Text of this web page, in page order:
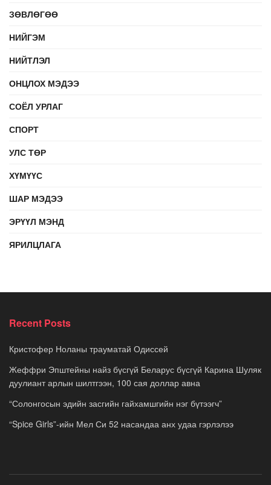
ЗӨВЛӨГӨӨ
НИЙГЭМ
НИЙТЛЭЛ
ОНЦЛОХ МЭДЭЭ
СОЁЛ УРЛАГ
СПОРТ
УЛС ТӨР
ХҮМҮҮС
ШАР МЭДЭЭ
ЭРҮҮЛ МЭНД
ЯРИЛЦЛАГА
Recent Posts
Кристофер Ноланы трауматай Одиссей
Жеффри Эпштейны найз бүсгүй Беларус бүсгүй Карина Шуляк
дуулиант арлын шилтгээн, 100 сая доллар авна
“Солонгосын эдийн засгийн гайхамшгийн нэг бүтээгч”
“Spice Girls”-ийн Мел Си 52 насандаа анх удаа гэрлэлээ